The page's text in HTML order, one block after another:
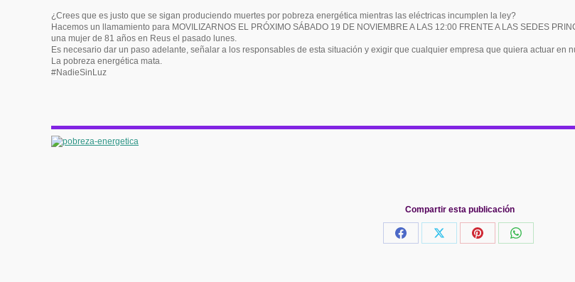
¿Crees que es justo que se sigan produciendo muertes por pobreza energética mientras las eléctricas incumplen la ley?
Hacemos un llamamiento para MOVILIZARNOS EL PRÓXIMO SÁBADO 19 DE NOVIEMBRE A LAS 12:00 FRENTE A LAS SEDES
una mujer de 81 años en Reus el pasado lunes.
Es necesario dar un paso adelante, señalar a los responsables de esta situación y exigir que cualquier empresa que quiera actuar en
La pobreza energética mata.
#NadieSinLuz
Compartir esta publicación
Share
Share
Share
Share